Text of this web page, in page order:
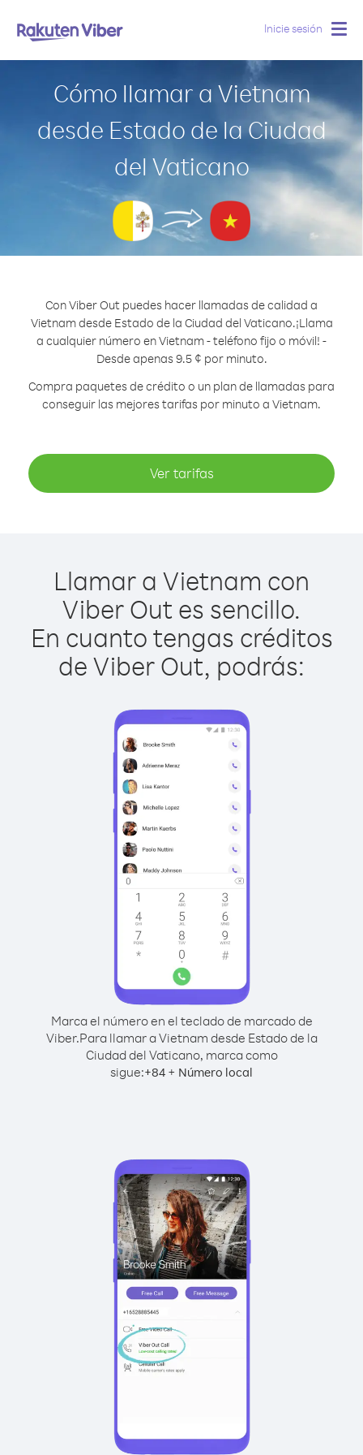
Inicie sesión
Cómo llamar a Vietnam
desde Estado de la Ciudad
del Vaticano
Con Viber Out puedes hacer llamadas de calidad a
Vietnam desde Estado de la Ciudad del Vaticano.¡Llama
a cualquier número en Vietnam - teléfono fijo o móvil! -
Desde apenas 9.5 ¢ por minuto.
Compra paquetes de crédito o un plan de llamadas para
conseguir las mejores tarifas por minuto a Vietnam.
Ver tarifas
Llamar a Vietnam con
Viber Out es sencillo.
En cuanto tengas créditos
de Viber Out, podrás:
Marca el número en el teclado de marcado de
Viber.Para llamar a Vietnam desde Estado de la
Ciudad del Vaticano, marca como
sigue:+84 + Número local